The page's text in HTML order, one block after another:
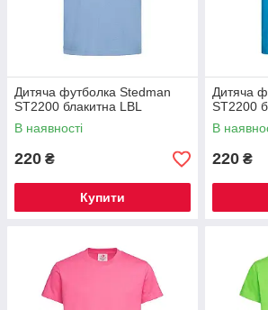
Дитяча футболка Stedman
ST2200 блакитна LBL
В наявності
220 ₴
Купити
Дитяча
ST2200
В
220 ₴